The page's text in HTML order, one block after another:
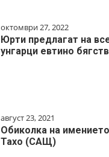
октомври 27, 2022
Юрти предлагат на
унгарци евтино
август 23, 2021
Обиколка на
Тахо (САЩ)